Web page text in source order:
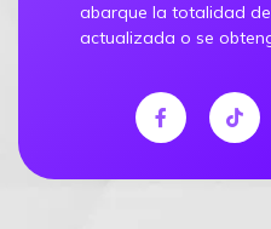
abarque la totalidad
actualizada o se